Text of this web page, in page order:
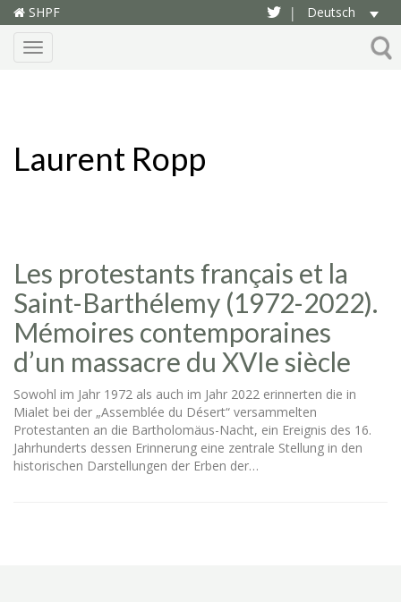
SHPF | Deutsch
Menu
Laurent Ropp
Les protestants français et la
Saint-Barthélemy (1972-2022).
Mémoires contemporaines
d’un massacre du XVIe siècle
Sowohl im Jahr 1972 als auch im Jahr 2022 erinnerten die in
Mialet bei der „Assemblée du Désert“ versammelten
Protestanten an die Bartholomäus-Nacht, ein Ereignis des 16.
Jahrhunderts dessen Erinnerung eine zentrale Stellung in den
historischen Darstellungen der Erben der…